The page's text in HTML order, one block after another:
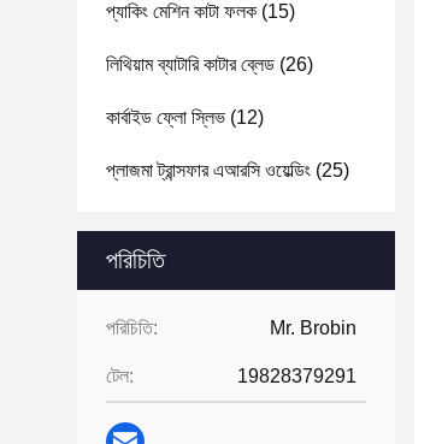
প্যাকিং মেশিন কাটা ফলক (15)
লিথিয়াম ব্যাটারি কাটার ব্লেড (26)
কার্বাইড ফ্লো স্লিভ (12)
প্লাজমা ট্রান্সফার এআরসি ওয়েল্ডিং (25)
পরিচিতি
পরিচিতি: Mr. Brobin
টেল: 19828379291